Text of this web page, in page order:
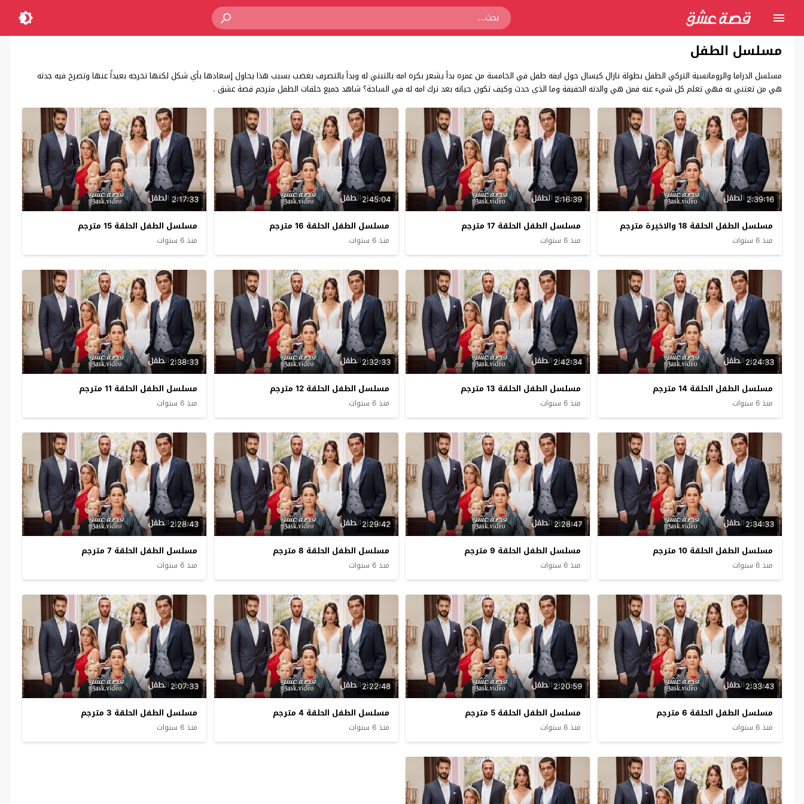
مسلسل الطفل
مسلسل الدراما والرومانسية التركي الطفل بطولة نازال كيسال حول ايفه طفل في الخامسة من عمره بدأ يشعر بكره امه بالتبني له وبدأ بالتصرف بغضب بسبب هذا يحاول إسعادها بأي شكل لكنها تخرجه بعيداً عنها وتصرخ فيه جدته
هي من تعتني به فهي تعلم كل شيء عنه فمن هي والدته الحقيقة وما الذي حدث وكيف تكون حياته بعد ترك امه له في الساحة؟ شاهد جميع حلقات الطفل مترجم قصة عشق .
2:39:16
مسلسل الطفل الحلقة 18 والاخيرة مترجم
منذ 6 سنوات
2:16:39
مسلسل الطفل الحلقة 17 مترجم
منذ 6 سنوات
2:45:04
مسلسل الطفل الحلقة 16 مترجم
منذ 6 سنوات
2:17:33
مسلسل الطفل الحلقة 15 مترجم
منذ 6 سنوات
2:24:33
مسلسل الطفل الحلقة 14 مترجم
منذ 6 سنوات
2:42:34
مسلسل الطفل الحلقة 13 مترجم
منذ 6 سنوات
2:32:33
مسلسل الطفل الحلقة 12 مترجم
منذ 6 سنوات
2:38:33
مسلسل الطفل الحلقة 11 مترجم
منذ 6 سنوات
2:34:33
مسلسل الطفل الحلقة 10 مترجم
منذ 6 سنوات
2:28:47
مسلسل الطفل الحلقة 9 مترجم
منذ 6 سنوات
2:29:42
مسلسل الطفل الحلقة 8 مترجم
منذ 6 سنوات
2:28:43
مسلسل الطفل الحلقة 7 مترجم
منذ 6 سنوات
2:33:43
مسلسل الطفل الحلقة 6 مترجم
منذ 6 سنوات
2:20:59
مسلسل الطفل الحلقة 5 مترجم
منذ 6 سنوات
2:22:48
مسلسل الطفل الحلقة 4 مترجم
منذ 6 سنوات
2:07:33
مسلسل الطفل الحلقة 3 مترجم
منذ 6 سنوات